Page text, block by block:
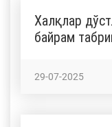
Халқлар
байрам
29-07-2025